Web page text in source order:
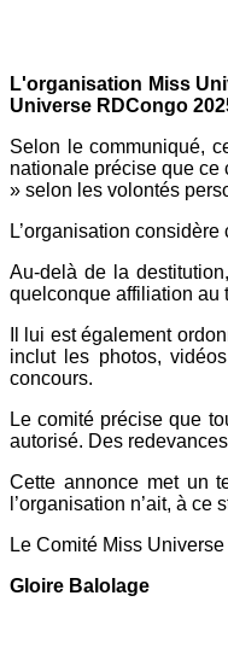
L'organisation Miss
Universe RDCongo
Selon le communiqué,
nationale précise que ce
» selon les volontés
L’organisation
Au-delà de la
quelconque affiliation au
Il lui est également
inclut les photos,
concours.
Le comité précise que
autorisé. Des
Cette annonce met un
l’organisation n’ait, à
Le Comité Miss
Gloire Balolage